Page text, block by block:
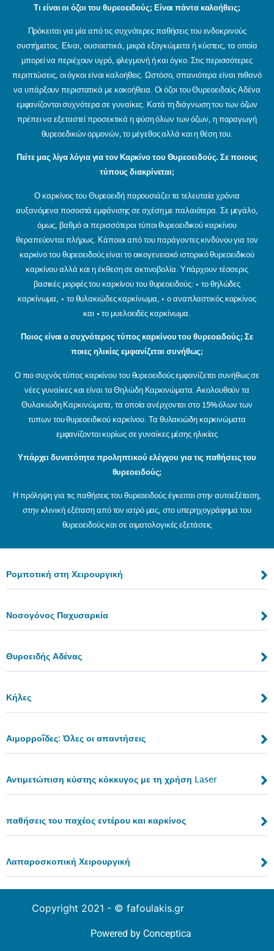
Τι είναι οι όζοι του θυρεοειδούς; Είναι πάντα καλοήθεις;
Πρόκειται για μία από τις συχνότερες παθήσεις του ενδοκρινούς
συστήματος. Είναι, ουσιαστικά, μικρά εξογκώματα ή κύστεις, τα οποία
μπορεί να περιέχουν υγρό, φλεγμονή ή και όγκο. Στις περισσότερες
περιπτώσεις, οι όγκοι είναι καλοήθεις. Ωστόσο, σπανιότερα είναι πιθανό
να υπάρξουν περιστατικά με κακοήθεια. Οι όζοι του Θυρεοειδούς Αδένα
εμφανίζονται συχνότερα σε γυναίκες. Κατά τη διάγνωση του των όζων
πρέπει να εξεταστεί προσεκτικά η φύση όλων των όζων, η παραγωγή
θυρεοεδικών ορμονών, το μέγεθος αλλά και η θέση του.
Πείτε μας λίγα λόγια για τον Καρκίνο του Θυρεοειδούς. Σε ποιους
τύπους διακρίνεται;
Ο καρκίνος του Θυρεοειδή παρουσιάζει τα τελευταία χρόνια
αυξανόμενα ποσοστά εμφάνισης σε σχέση με παλαιότερα. Σε μεγάλο,
όμως, βαθμό οι περισσότεροι τύποι θυρεοειδικού καρκίνου
θεραπεύονται πλήρως. Κάποιοι από του παράγοντες κινδύνου για τον
καρκίνο του θυρεοειδούς είναι το οικογενειακό ιστορικό θυρεοειδικού
καρκίνου αλλά και η έκθεση σε ακτινοβολία. Υπάρχουν τέσσερις
βασικές μορφές του καρκίνου του θυρεοειδούς: • το θηλώδες
καρκίνωμα, • το θυλακιώδες καρκίνωμα, • ο αναπλαστικός καρκίνος
και • το μυελοειδές καρκίνωμα.
Ποιος είναι ο συχνότερος τύπος καρκίνου του θυρεοειδούς; Σε
ποιες ηλικίες εμφανίζεται συνήθως;
Ο πιο συχνός τύπος καρκίνου του θυρεοειδούς εμφανίζεται συνήθως σε
νέες γυναίκες και είναι τα Θηλώδη Καρκινώματα. Ακολουθούν τα
Θυλακιώδη Καρκινώματα, τα οποία ανέρχονται στο 15% όλων των
τυπων του θυρεοειδικού καρκίνου. Τα θυλακιώδη καρκινώματα
εμφανίζονται κυρίως σε γυναίκες μέσης ηλικίας
Υπάρχει δυνατότητα προληπτικού ελέγχου για τις παθήσεις του
θυρεοειδούς;
Η πρόληψη για τις παθήσεις του θυρεοειδούς έγκειται στην αυτοεξέταση,
στην κλινική εξέταση από τον ιατρό μας, στο υπερηχογράφημα του
θυρεοειδούς και σε αιματολογικές εξετάσεις
Ρομποτική στη Χειρουργική
Νοσογόνος Παχυσαρκία
Θυροειδής Αδένας
Κήλες
Αιμορροΐδες: Όλες οι απαντήσεις
Αντιμετώπιση κύστης κόκκυγος με τη χρήση Laser
παθήσεις του παχέος εντέρου και καρκίνος
Λαπαροσκοπική Χειρουργική
Copyright 2021 - © fafoulakis.gr
Powered by Conceptica